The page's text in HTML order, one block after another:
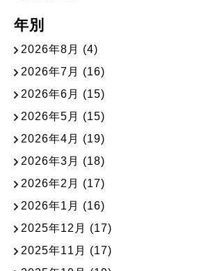
年別
2026年8月 (4)
2026年7月 (16)
2026年6月 (15)
2026年5月 (15)
2026年4月 (19)
2026年3月 (18)
2026年2月 (17)
2026年1月 (16)
2025年12月 (17)
2025年11月 (17)